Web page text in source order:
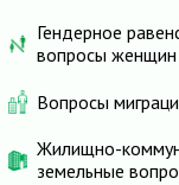
Гендерное
вопросы женщин
Вопросы
Жилищно-
земельные